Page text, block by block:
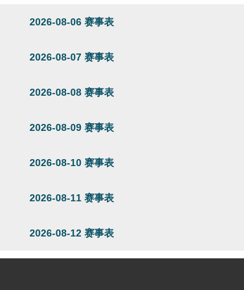
2026-08-06 赛事表
2026-08-07 赛事表
2026-08-08 赛事表
2026-08-09 赛事表
2026-08-10 赛事表
2026-08-11 赛事表
2026-08-12 赛事表